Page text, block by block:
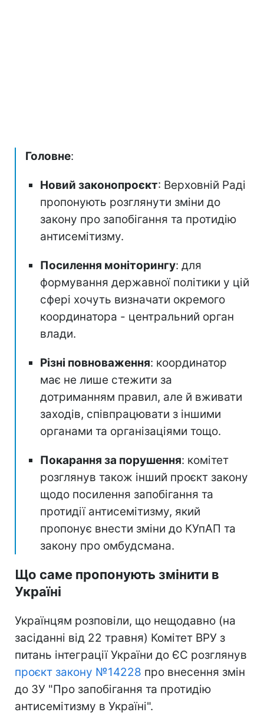
Головне:
Новий законопроєкт: Верховній Раді
пропонують розглянути зміни до
закону про запобігання та протидію
антисемітизму.
Посилення моніторингу: для
формування державної політики у цій
сфері хочуть визначати окремого
координатора - центральний орган
влади.
Різні повноваження: координатор
має не лише стежити за
дотриманням правил, але й вживати
заходів, співпрацювати з іншими
органами та організаціями тощо.
Покарання за порушення: комітет
розглянув також інший проєкт закону
щодо посилення запобігання та
протидії антисемітизму, який
пропонує внести зміни до КУпАП та
закону про омбудсмана.
Що саме пропонують змінити в
Україні
Українцям розповіли, що нещодавно (на
засіданні від 22 травня) Комітет ВРУ з
питань інтеграції України до ЄС розглянув
проєкт закону №14228 про внесення змін
до ЗУ "Про запобігання та протидію
антисемітизму в Україні".